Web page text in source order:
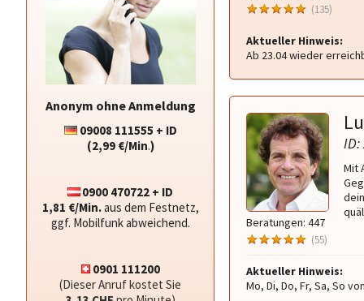
Anonym ohne Anmeldung
09008 111555 + ID
(2,99 €/Min.)
0900 470722 + ID
1,81 €/Min.aus dem Festnetz,
ggf. Mobilfunk abweichend.
0901 111200
(Dieser Anruf kostet Sie
(135)
Aktueller Hinweis:
Ab 23.04 wieder
Beratungen: 447
(55)
ID:
Mit
Aktueller Hinweis:
Mo, Di, Do, Fr, Sa, So